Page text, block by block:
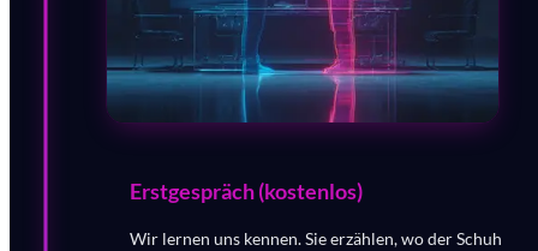
Erstgespräch (kostenlos)
Wir lernen uns kennen. Sie erzählen, wo der Schuh